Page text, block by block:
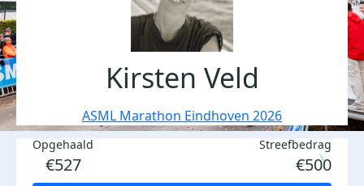
Kirsten Veld
ASML Marathon Eindhoven 2026
Opgehaald
€527
Streefbedrag
€500